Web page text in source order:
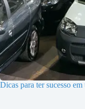
Dicas para ter sucesso